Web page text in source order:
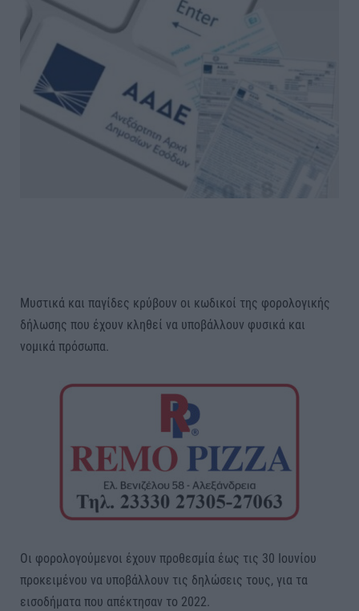
Μυστικά και παγίδες κρύβουν οι κωδικοί της φορολογικής
δήλωσης που έχουν κληθεί να υποβάλλουν φυσικά και
νομικά πρόσωπα.
Οι φορολογούμενοι έχουν προθεσμία έως τις 30 Ιουνίου
προκειμένου να υποβάλλουν τις δηλώσεις τους, για τα
εισοδήματα που απέκτησαν το 2022.